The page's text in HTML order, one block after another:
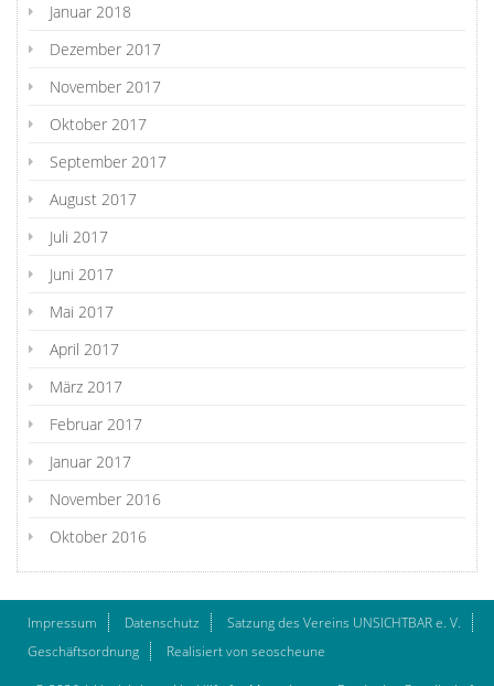
Januar 2018
Dezember 2017
November 2017
Oktober 2017
September 2017
August 2017
Juli 2017
Juni 2017
Mai 2017
April 2017
März 2017
Februar 2017
Januar 2017
November 2016
Oktober 2016
Impressum Datenschutz
Satzung des Vereins UNSICHTBAR e. V.
Geschäftsordnung
Realisiert von seoscheune